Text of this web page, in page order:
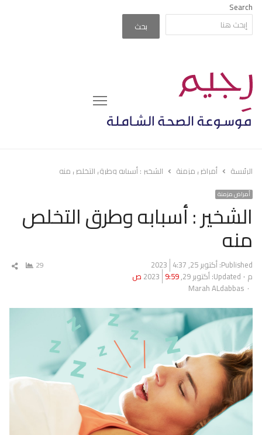
Search
بحث
Menu
الرئيسة أمراض مزمنة الشخير : أسبابه وطرق التخلص منه
أمراض مزمنة
الشخير : أسبابه وطرق التخلص
منه
Published: أكتوبر 25, 2023
4:37
م Updated: أكتوبر 29, 2023 9:59 ص
Author
Marah ALdabbas
29